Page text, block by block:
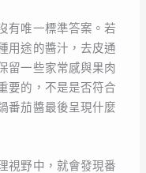
有唯一標準答案。若
用途的醬汁，去皮通
留一些家常感與果肉
要的，不是是否符合
番茄醬最後呈現什麼
視野中，就會發現番